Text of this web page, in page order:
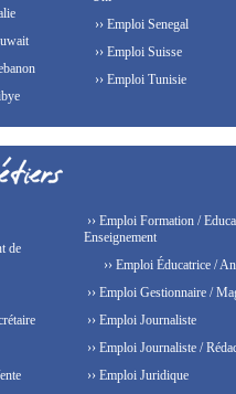
›› Emploi Senegal
›› Emploi Suisse
›› Emploi Tunisie
de
›› Emploi Formation /
Enseignement
›› Emploi Éducatrice /
›› Emploi Gestionnaire /
›› Emploi Journaliste
›› Emploi Journaliste /
›› Emploi Juridique